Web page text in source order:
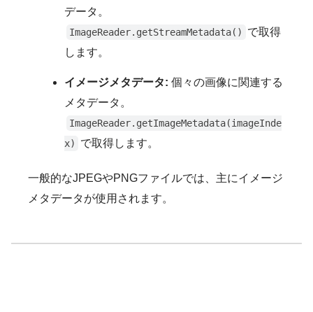
データ。
ImageReader.getStreamMetadata()
で取得
します。
イメージメタデータ: 個々の画像に関連する
メタデータ。
ImageReader.getImageMetadata(imageInde
x)
で取得します。
一般的なJPEGやPNGファイルでは、主にイメージ
メタデータが使用されます。